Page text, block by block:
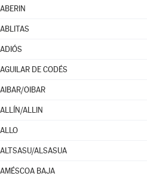
ABERIN
ABLITAS
ADIÓS
AGUILAR DE CODÉS
AIBAR/OIBAR
ALLÍN/ALLIN
ALLO
ALTSASU/ALSASUA
AMÉSCOA BAJA